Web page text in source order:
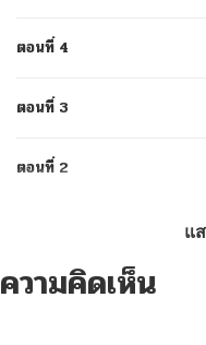
ตอนที่ 4
ตอนที่ 3
ตอนที่ 2
แ
ความคิดเห็น